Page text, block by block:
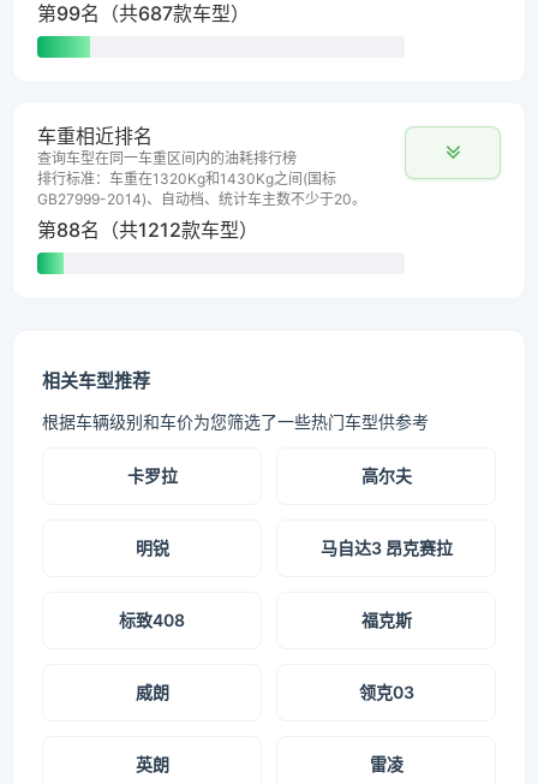
第99名（共687款车型）
车重相近排名
查询车型在同一车重区间内的油耗排行榜
排行标准：车重在1320Kg和1430Kg之间(国标
GB27999-2014)、自动档、统计车主数不少于20。
第88名（共1212款车型）
相关车型推荐
根据车辆级别和车价为您筛选了一些热门车型供参考
卡罗拉 高尔夫
明锐 马自达3 昂克赛拉
标致408 福克斯
威朗 领克03
英朗 雷凌